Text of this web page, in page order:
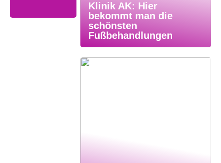
Klinik AK: Hier
bekommt man die
schönsten
Fußbehandlungen